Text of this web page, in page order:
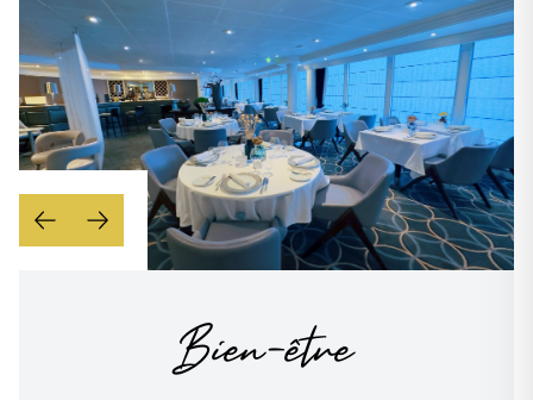
Bien-être